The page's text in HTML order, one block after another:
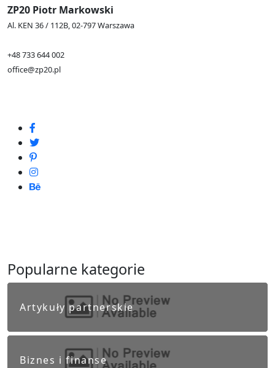
ZP20 Piotr Markowski
Al. KEN 36 / 112B, 02-797 Warszawa
+48 733 644 002
office@zp20.pl
Popularne kategorie
Artykuły partnerskie
Biznes i finanse